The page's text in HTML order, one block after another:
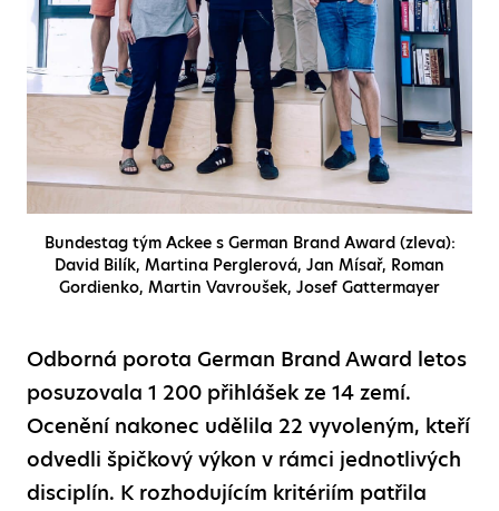
Bundestag tým Ackee s German Brand Award (zleva):
David Bilík, Martina Perglerová, Jan Mísař, Roman
Gordienko, Martin Vavroušek, Josef Gattermayer
Odborná porota German Brand Award letos
posuzovala 1 200 přihlášek ze 14 zemí.
Ocenění nakonec udělila 22 vyvoleným, kteří
odvedli špičkový výkon v rámci jednotlivých
disciplín. K rozhodujícím kritériím patřila